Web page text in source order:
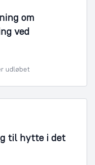
om
ved
udløbet
til hytte i det